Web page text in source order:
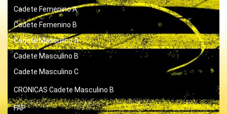
Cadete Femenino A
Cadete Femenino B
Cadete Masculino A
Cadete Masculino B
Cadete Masculino C
CRONICAS Cadete Masculino B
FAP